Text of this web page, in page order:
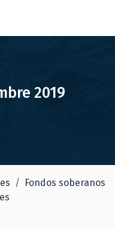
2019
Fondos soberanos